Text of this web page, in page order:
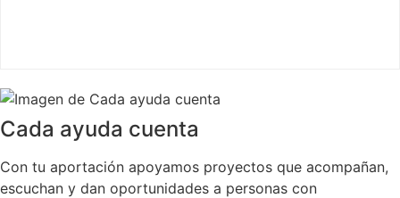
Cada ayuda cuenta
Con tu aportación apoyamos proyectos que acompañan,
escuchan y dan oportunidades a personas con